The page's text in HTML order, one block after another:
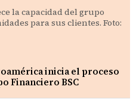
inicia el proceso
Financiero BSC